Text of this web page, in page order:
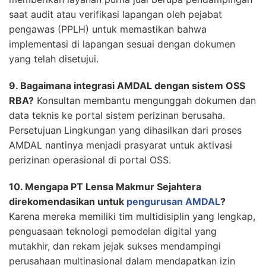
saat audit atau verifikasi lapangan oleh pejabat
pengawas (PPLH) untuk memastikan bahwa
implementasi di lapangan sesuai dengan dokumen
yang telah disetujui.
9. Bagaimana integrasi AMDAL dengan sistem OSS
RBA? Konsultan membantu mengunggah dokumen dan
data teknis ke portal sistem perizinan berusaha.
Persetujuan Lingkungan yang dihasilkan dari proses
AMDAL nantinya menjadi prasyarat untuk aktivasi
perizinan operasional di portal OSS.
10. Mengapa PT Lensa Makmur Sejahtera
direkomendasikan untuk pengurusan AMDAL?
Karena mereka memiliki tim multidisiplin yang lengkap,
penguasaan teknologi pemodelan digital yang
mutakhir, dan rekam jejak sukses mendampingi
perusahaan multinasional dalam mendapatkan izin